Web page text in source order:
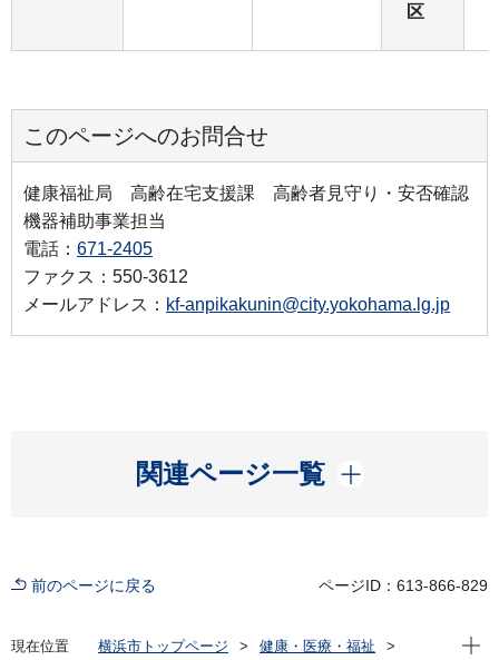
区
このページへのお問合せ
健康福祉局 高齢在宅支援課 高齢者見守り・安否確認
機器補助事業担当
電話： 671-2405
ファクス：550-3612
メールアドレス： kf-anpikakunin@city.yokohama.lg.jp
関連ページ一覧
開く
前のページに戻る ページID：613-866-829
現在位置 横浜市トップページ
健康・医療・福祉
現在